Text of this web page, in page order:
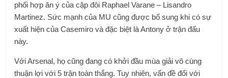
phối hợp ăn ý của cặp đôi Raphael Varane – Lisandro
Martinez. Sức mạnh của MU cũng được bổ sung khi có sự
xuất hiện của Casemiro và đặc biệt là Antony ở trận đấu
này.
Với Arsenal, họ cũng đang có khởi đầu mùa giải vô cùng
thuận lợi với 5 trận toàn thắng. Tuy nhiên, vấn đề đối với